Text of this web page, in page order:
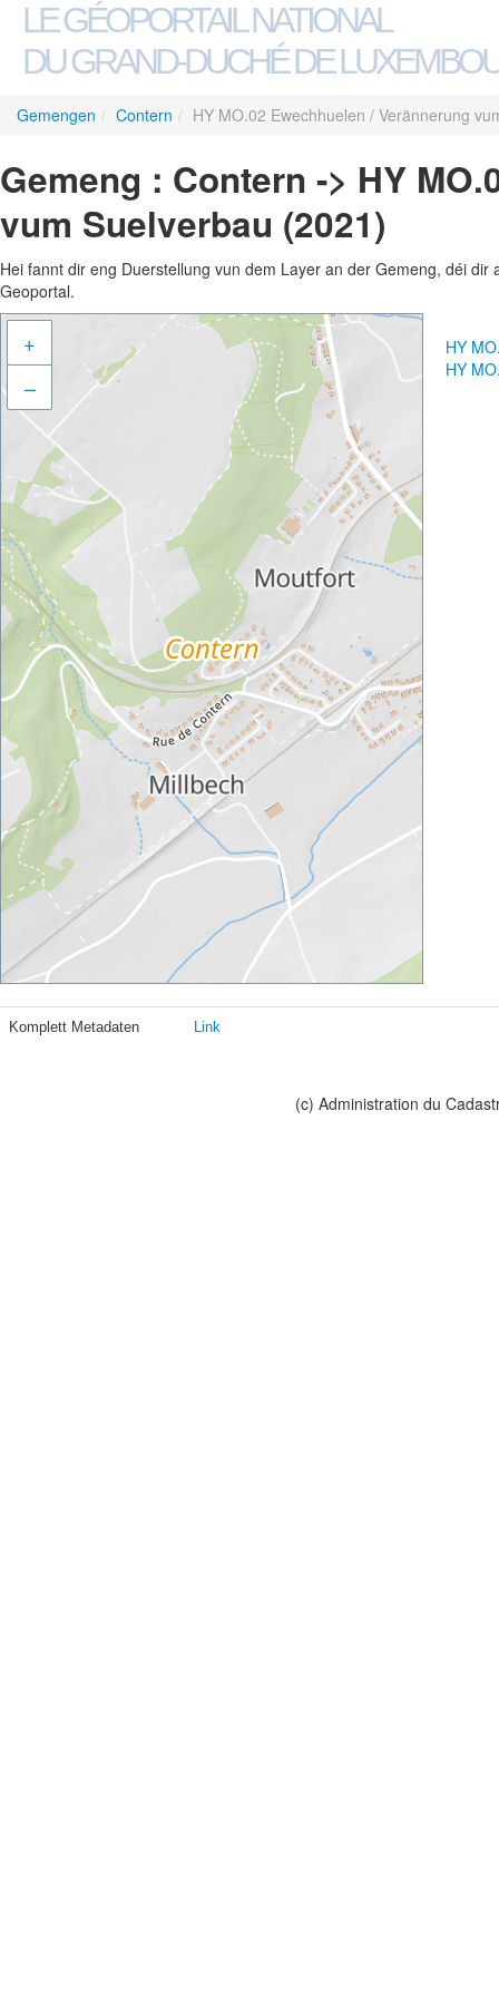
LE GÉOPORTAIL NATIONAL
DU GRAND-DUCHÉ DE
Gemengen / Contern / HY MO.02 Ewechhuelen / Verännerung
Gemeng : Contern -> HY
vum Suelverbau (2021)
Hei fannt dir eng Duerstellung vun dem Layer an der Gemeng, déi
Geoportal.
+
–
HY
HY
Komplett Metadaten Link
(c) Administration du